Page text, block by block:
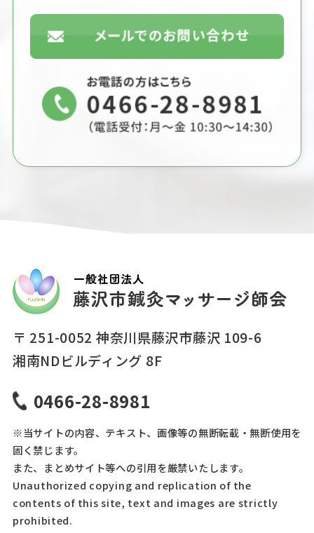
〒 251-0052 神奈川県藤沢市藤沢 109-6
湘南NDビルディング 8F
0466-28-8981
※当サイトの内容、テキスト、画像等の無断転載・無断使用を
固く禁じます。
また、まとめサイト等への引用を厳禁いたします。
Unauthorized copying and replication of the
contents of this site, text and images are strictly
prohibited.